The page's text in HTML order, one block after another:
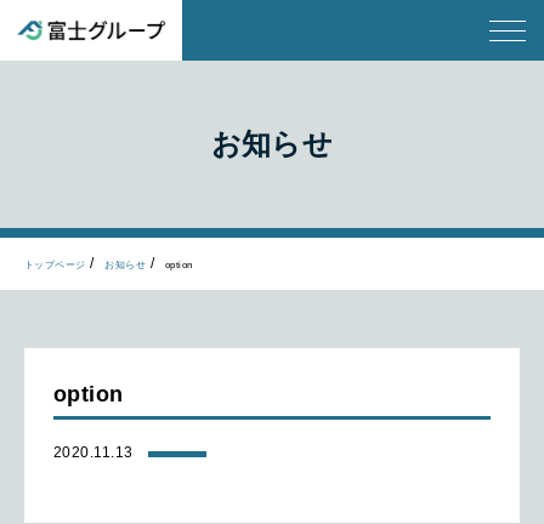
お知らせ
トップページ お知らせ option
option
2020.11.13